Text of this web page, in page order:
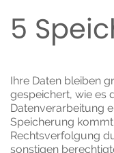
5
Ihre Daten bleiben
gespeichert, wie es
Datenverarbeitung
Speicherung
Rechtsverfolgung
sonstigen